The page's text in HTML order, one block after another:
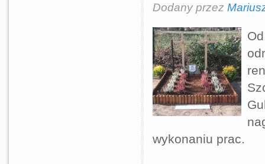
Dodany przez
wykonaniu prac.